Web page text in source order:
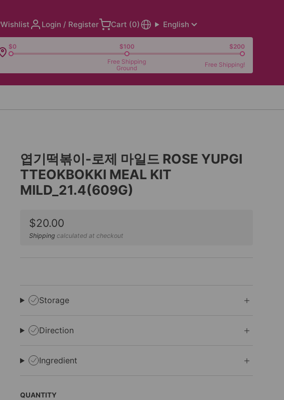
Wishlist Login / Register Cart (0) English
$0 $100
$200
Free Shipping
Ground
Free Shipping!
엽기떡볶이-로제 마일드 ROSE YUPGI
TTEOKBOKKI MEAL KIT
MILD_21.4(609G)
Sale
price
$20.00
Shipping calculated at checkout
Storage
Direction
Ingredient
QUANTITY